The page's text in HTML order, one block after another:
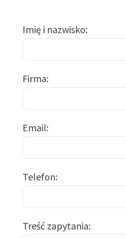
Imię i nazwisko
Firma
Email
Telefon
Treść zapytania